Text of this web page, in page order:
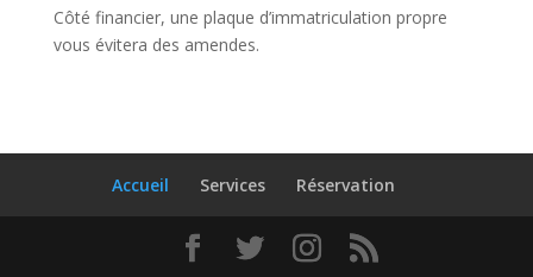
Côté financier, une plaque d’immatriculation propre
vous évitera des amendes.
Accueil Services Réservation